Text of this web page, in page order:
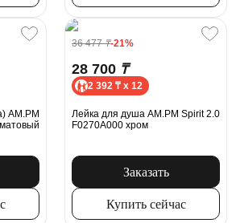
AM.PM
36 477₸-21%
28 700 ₸
2 392 ₸ x 12
Лейка для душа AM.PM Spirit 2.0
F0270A000 хром
Заказать
Купить сейчас